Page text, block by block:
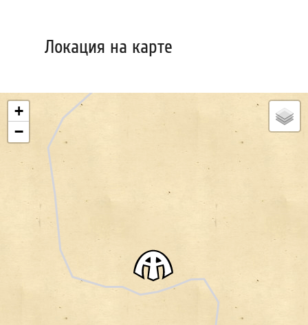
Локация на карте
+
−